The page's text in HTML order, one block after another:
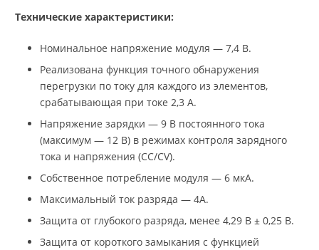
Технические характеристики:
Номинальное напряжение модуля — 7,4 В.
Реализована функция точного обнаружения
перегрузки по току для каждого из элементов,
срабатывающая при токе 2,3 А.
Напряжение зарядки — 9 В постоянного тока
(максимум — 12 В) в режимах контроля зарядного
тока и напряжения (CC/CV).
Собственное потребление модуля — 6 мкА.
Максимальный ток разряда — 4А.
Защита от глубокого разряда, менее 4,29 В ± 0,25 В.
Защита от короткого замыкания с функцией